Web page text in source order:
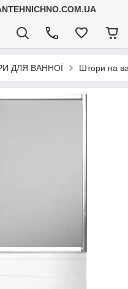
ДЛЯ ВАННОЇ Штори на